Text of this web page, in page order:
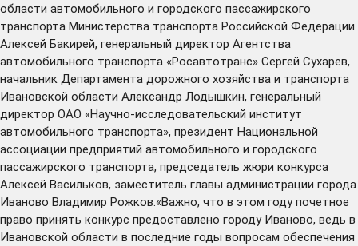
области автомобильного и городского пассажирского
транспорта Министерства транспорта Российской Федерации
Алексей Бакирей, генеральный директор Агентства
автомобильного транспорта «Росавтотранс» Сергей Сухарев,
начальник Департамента дорожного хозяйства и транспорта
Ивановской области Александр Лодышкин, генеральный
директор ОАО «Научно-исследовательский институт
автомобильного транспорта», президент Национальной
ассоциации предприятий автомобильного и городского
пассажирского транспорта, председатель жюри конкурса
Алексей Васильков, заместитель главы администрации города
Иваново Владимир Рожков.«Важно, что в этом году почетное
право принять конкурс предоставлено городу Иваново, ведь в
Ивановской области в последние годы вопросам обеспечения